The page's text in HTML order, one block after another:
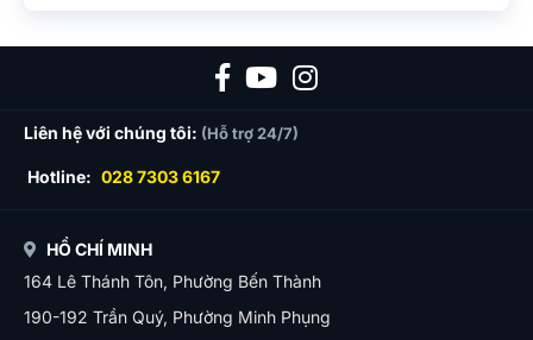
Liên hệ với chúng tôi: (Hỗ trợ 24/7)
Hotline: 028 7303 6167
HỒ CHÍ MINH
164 Lê Thánh Tôn, Phường Bến Thành
190-192 Trần Quý, Phường Minh Phụng